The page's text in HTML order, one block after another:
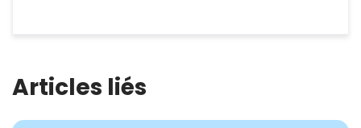
Articles liés